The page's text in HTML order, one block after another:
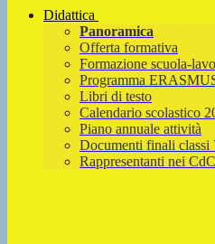
Didattica
Panoramica
Offerta formativa
Formazione scuola-
Programma
Libri di testo
Calendario scolastico
Piano annuale attività
Documenti finali classi
Rappresentanti nei CdC